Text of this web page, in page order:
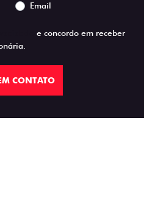
Email
e concordo em receber
CONTATO